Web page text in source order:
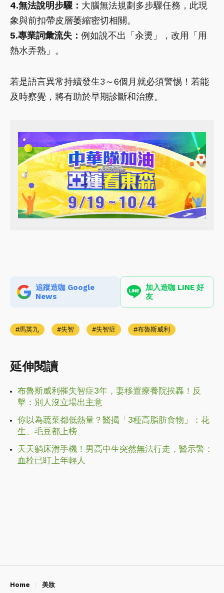
4.無法說明步驟： 大腦無法規劃多步驟任務，此現
象與前扣帶皮層萎縮密切相關。
5.專業詞彙流失： 例如說不出「汆燙」，改用「用
熱水弄熟」。
若是語言異常持續發生3～6個月就必須警惕！若能
及時察覺，將有助於早期診斷和治療。
追蹤造咖 Google
News
加入造咖 LINE 好
友
馬英九 失智 失智症 布魯斯威利
延伸閱讀
布魯斯威利罹失智症3年，妻移置療養院挨轟！反
擊：別人沒立場出主意
你以為蔬菜都低熱量？醫揭「3種高脂肪食物」：花
生、毛豆都上榜
天天躺床滑手機！男高中生突然無法行走，醫示警：
血栓已盯上年輕人
Home 美妝